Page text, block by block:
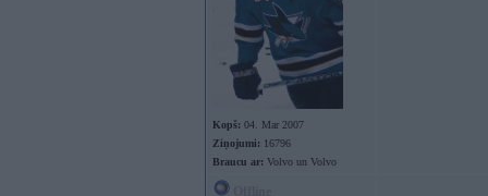
Kopš: 04. Mar 2007
Ziņojumi: 16796
Braucu ar: Volvo un Volvo